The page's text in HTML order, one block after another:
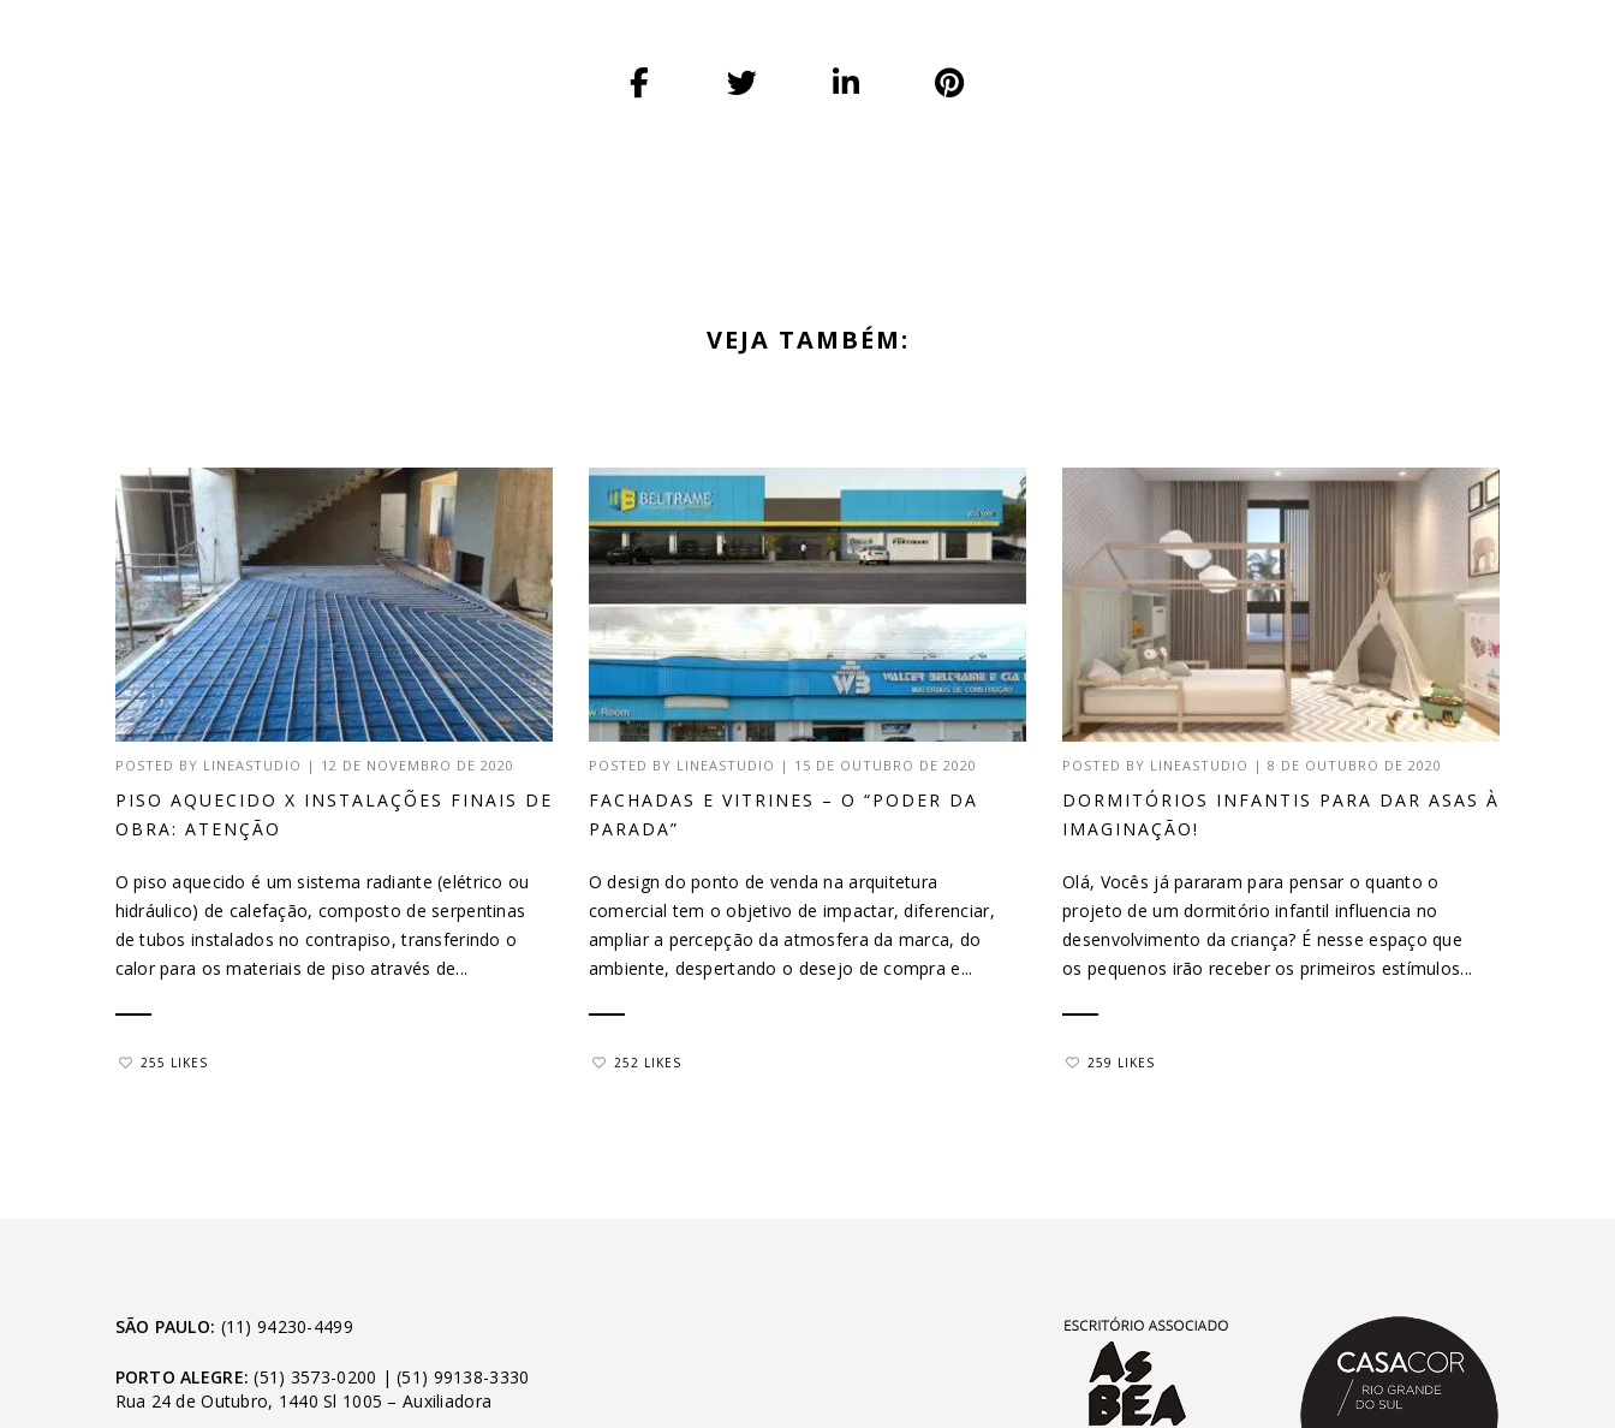
VEJA TAMBÉM:
POSTED BY LINEASTUDIO | 12 DE NOVEMBRO DE 2020
PISO AQUECIDO X INSTALAÇÕES FINAIS DE
OBRA: ATENÇÃO
O piso aquecido é um sistema radiante (elétrico ou
hidráulico) de calefação, composto de serpentinas
de tubos instalados no contrapiso, transferindo o
calor para os materiais de piso através de...
255 LIKES
POSTED BY LINEASTUDIO | 15 DE OUTUBRO DE 2020
FACHADAS E VITRINES – O “PODER DA
PARADA”
O design do ponto de venda na arquitetura
comercial tem o objetivo de impactar, diferenciar,
ampliar a percepção da atmosfera da marca, do
ambiente, despertando o desejo de compra e...
252 LIKES
POSTED BY LINEASTUDIO |8 DE OUTUBRO DE 2020
DORMITÓRIOS INFANTIS PARA DAR ASAS À
IMAGINAÇÃO!
Olá, Vocês já pararam para pensar o quanto o
projeto de um dormitório infantil influencia no
desenvolvimento da criança? É nesse espaço que
os pequenos irão receber os primeiros estímulos...
259 LIKES
SÃO PAULO: (11) 94230-4499
PORTO ALEGRE: (51) 3573-0200 |(51) 99138-3330
Rua 24 de Outubro, 1440 Sl 1005 – Auxiliadora